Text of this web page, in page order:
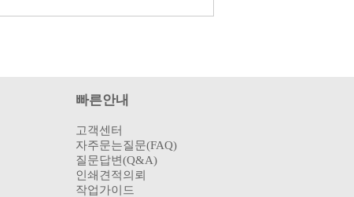
빠른안내
고객센터
자주문는질문(FAQ)
질문답변(Q&A)
인쇄견적의뢰
작업가이드